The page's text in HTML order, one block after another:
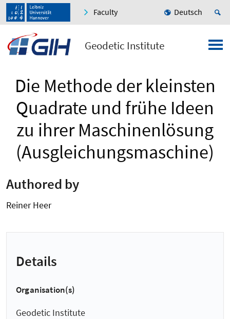
Faculty Deutsch
Geodetic Institute
Die Methode der kleinsten
Quadrate und frühe Ideen
zu ihrer Maschinenlösung
(Ausgleichungsmaschine)
Authored by
Reiner Heer
Details
Organisation(s)
Geodetic Institute